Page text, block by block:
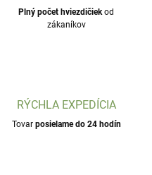
Plný počet hviezdičiekod
zákaníkov
RÝCHLA EXPEDÍCIA
Tovar posielame do 24 hodín